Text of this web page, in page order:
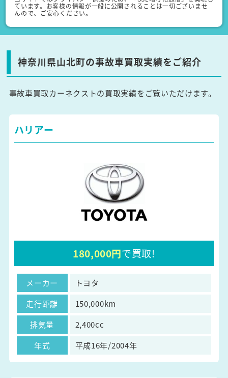
ています。お客様の情報が一般に公開されることは一切ございませ
んので、ご安心ください。
神奈川県山北町の事故車買取実績をご紹介
事故車買取カーネクストの買取実績をご覧いただけます。
ハリアー
180,000円で買取!
メーカー
トヨタ
走行距離
150,000km
排気量
2,400cc
年式
平成16年/2004年